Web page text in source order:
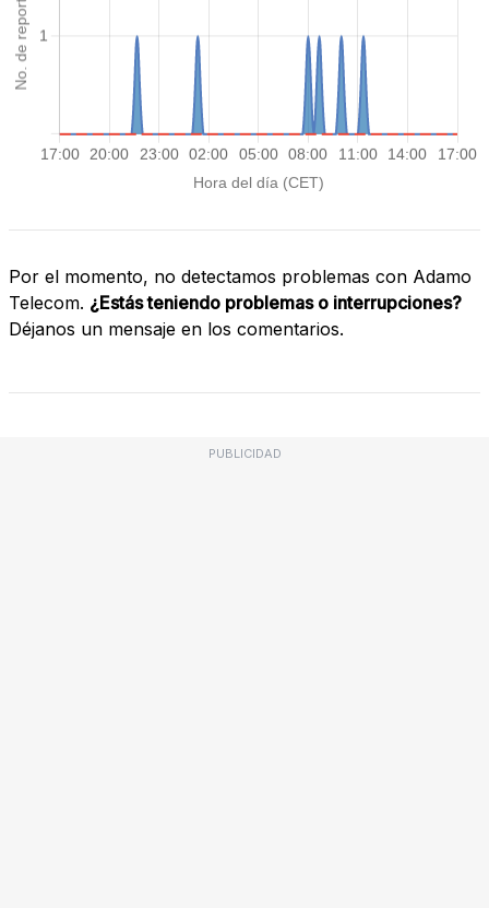
Por el momento, no detectamos problemas con Adamo
Telecom. ¿Estás teniendo problemas o interrupciones?
Déjanos un mensaje en los comentarios.
PUBLICIDAD